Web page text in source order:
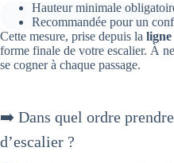
Hauteur minimale
Recommandée pour un
Cette mesure, prise depuis la ligne
forme finale de votre escalier. À
se cogner à chaque passage.
➡️ Dans quel ordre
d’escalier ?